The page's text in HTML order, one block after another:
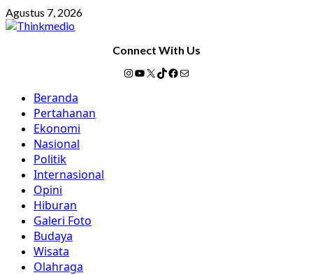
Skip
to
Agustus 7, 2026
Connect With Us
Instagram
YouTube
X TikTok
Facebook
Mail
Primary
Menu
Beranda
Pertahanan
Ekonomi
Nasional
Politik
Internasional
Opini
Hiburan
Galeri Foto
Budaya
Wisata
Olahraga